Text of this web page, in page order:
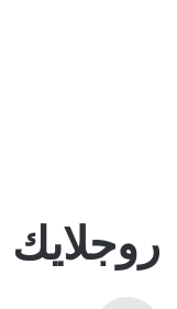
روجلايك